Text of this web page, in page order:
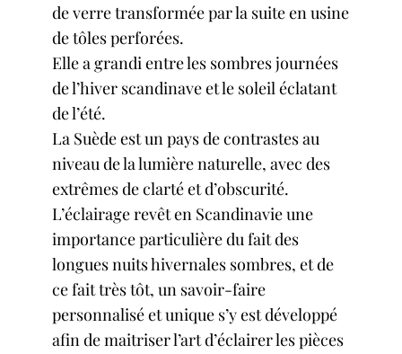
de verre transformée par la suite en usine
de tôles perforées.
Elle a grandi entre les sombres journées
de l’hiver scandinave et le soleil éclatant
de l’été.
La Suède est un pays de contrastes au
niveau de la lumière naturelle, avec des
extrêmes de clarté et d’obscurité.
L’éclairage revêt en Scandinavie une
importance particulière du fait des
longues nuits hivernales sombres, et de
ce fait très tôt, un savoir-faire
personnalisé et unique s’y est développé
afin de maitriser l’art d’éclairer les pièces